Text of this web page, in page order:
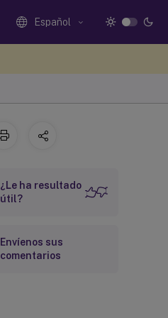
Español
¿Le ha resultado
útil?
Envíenos sus
comentarios